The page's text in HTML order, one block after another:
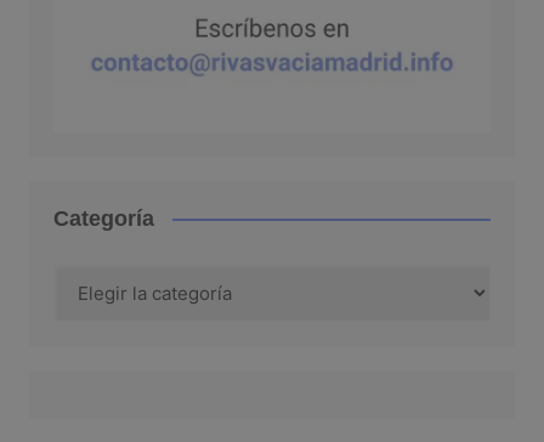
Categoría